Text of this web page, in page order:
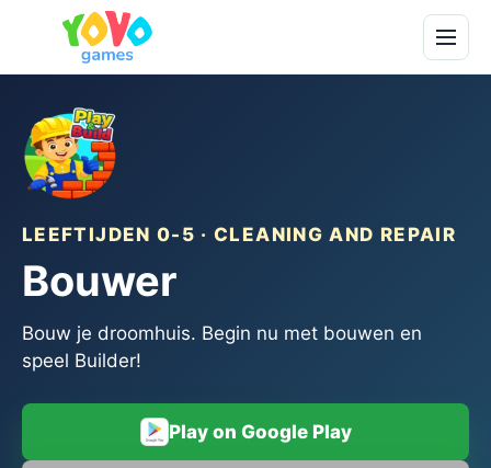
LEEFTIJDEN 0-5 · CLEANING AND REPAIR
Bouwer
Bouw je droomhuis. Begin nu met bouwen en
speel Builder!
Play on Google Play